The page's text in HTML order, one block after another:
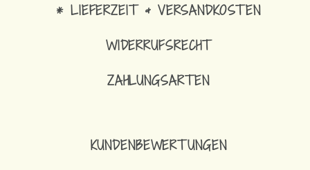
* LIEFERZEIT & VERSANDKOSTEN
WIDERRUFSRECHT
ZAHLUNGSARTEN
KUNDENBEWERTUNGEN